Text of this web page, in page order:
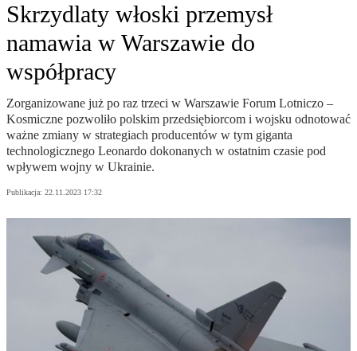
Skrzydlaty włoski przemysł
namawia w Warszawie do
współpracy
Zorganizowane już po raz trzeci w Warszawie Forum Lotniczo –
Kosmiczne pozwoliło polskim przedsiębiorcom i wojsku odnotować
ważne zmiany w strategiach producentów w tym giganta
technologicznego Leonardo dokonanych w ostatnim czasie pod
wpływem wojny w Ukrainie.
Publikacja: 22.11.2023 17:32